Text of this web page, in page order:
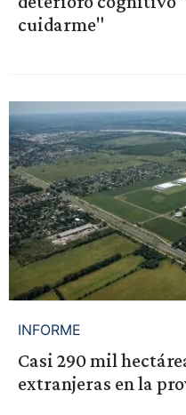
cuidarme"
INFORME
Casi 290 mil
extranjeras en la